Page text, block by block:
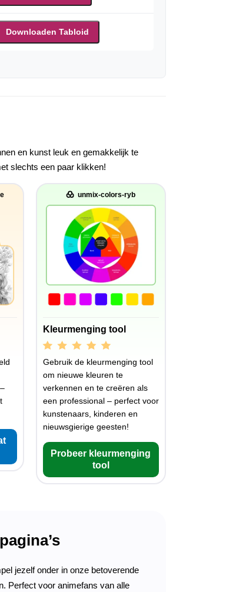
Downloaden Tabloid
en kunst leuk en gemakkelijk te
slechts een paar klikken!
unmix-colors-ryb
Kleurmenging tool
Gebruik de kleurmenging tool
om nieuwe kleuren te
verkennen en te creëren als
een professional – perfect voor
kunstenaars, kinderen en
nieuwsgierige geesten!
Probeer kleurmenging
tool
jezelf onder in onze betoverende
Perfect voor animefans van alle